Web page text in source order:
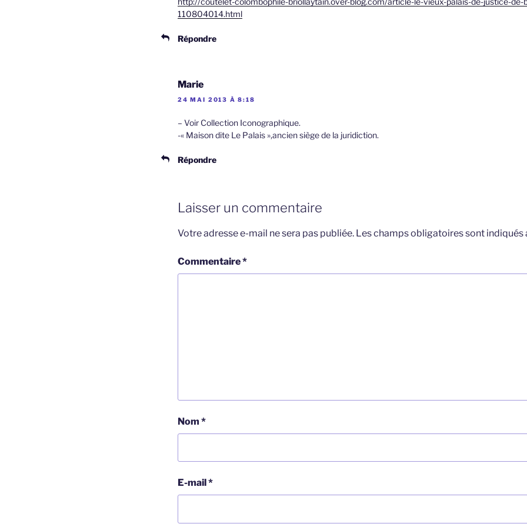
110804014.html
Répondre
Marie
24 MAI 2013 À 8:18
– Voir Collection Iconographique.
-« Maison dite Le Palais »,ancien siège de la juridiction.
Répondre
Laisser un commentaire
Votre adresse e-mail ne sera pas publiée. Les champs obligatoires sont indiqués
Commentaire*
Nom *
E-mail *